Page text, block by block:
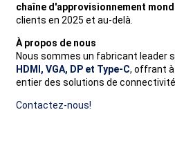
chaîne d'approvisionnement
clients en 2025 et au-delà.
À propos de nous
Nous sommes un fabricant leader
HDMI, VGA, DP et Type-C, offrant
entier des solutions de
Contactez-nous!